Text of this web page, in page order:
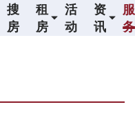
搜
房
租
房
活
动
资
讯
服
务